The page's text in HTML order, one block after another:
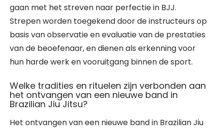
gaan met het streven naar perfectie in BJJ.
Strepen worden toegekend door de instructeurs op
basis van observatie en evaluatie van de prestaties
van de beoefenaar, en dienen als erkenning voor
hun harde werk en vooruitgang binnen de sport.
Welke tradities en rituelen zijn verbonden aan
het ontvangen van een nieuwe band in
Brazilian Jiu Jitsu?
Het ontvangen van een nieuwe band in Brazilian Jiu